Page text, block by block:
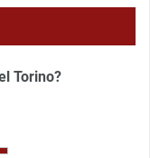
Torino?